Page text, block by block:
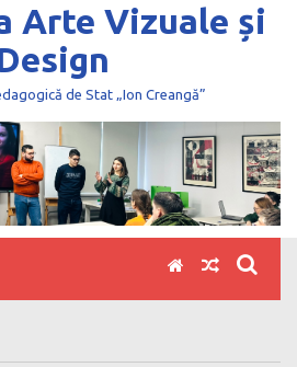
Arte Vizuale și
de Stat „Ion Creangă”